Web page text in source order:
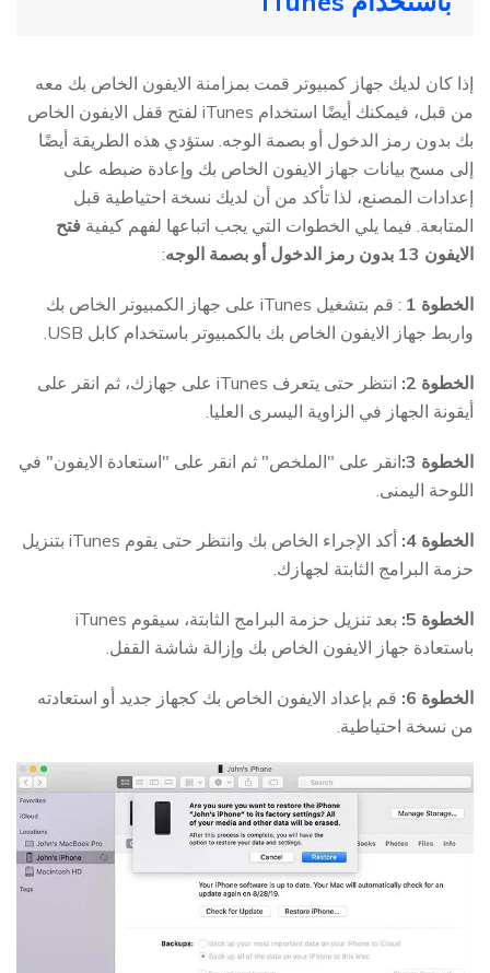
إذا كان لديك جهاز كمبيوتر قمت بمزامنة الايفون الخاص بك معه
من قبل، فيمكنك أيضًا استخدام iTunes لفتح قفل الايفون الخاص
بك بدون رمز الدخول أو بصمة الوجه. ستؤدي هذه الطريقة أيضًا
إلى مسح بيانات جهاز الايفون الخاص بك وإعادة ضبطه على
إعدادات المصنع، لذا تأكد من أن لديك نسخة احتياطية قبل
المتابعة. فيما يلي الخطوات التي يجب اتباعها لفهم كيفية فتح
الايفون 13 بدون رمز الدخول أو بصمة الوجه
:
الخطوة 1
: قم بتشغيل iTunes على جهاز الكمبيوتر الخاص بك
واربط جهاز الايفون الخاص بك بالكمبيوتر باستخدام كابل USB.
الخطوة 2:
انتظر حتى يتعرف iTunes على جهازك، ثم انقر على
أيقونة الجهاز في الزاوية اليسرى العليا.
الخطوة 3:
انقر على "الملخص" ثم انقر على "استعادة الايفون" في
اللوحة اليمنى.
الخطوة 4:
أكد الإجراء الخاص بك وانتظر حتى يقوم iTunes بتنزيل
حزمة البرامج الثابتة لجهازك.
الخطوة 5:
بعد تنزيل حزمة البرامج الثابتة، سيقوم iTunes
باستعادة جهاز الايفون الخاص بك وإزالة شاشة القفل.
الخطوة 6:
قم بإعداد الايفون الخاص بك كجهاز جديد أو استعادته
من نسخة احتياطية.